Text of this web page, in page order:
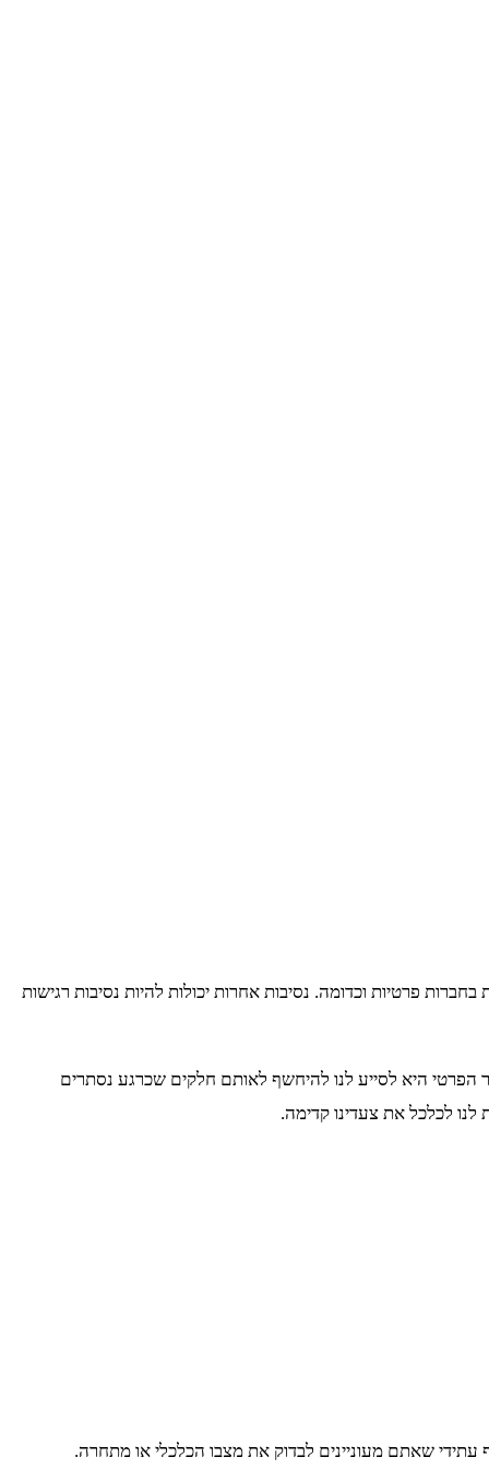
פרטיות וכדומה. נסיבות אחרות יכולות להיות נסיבות רגישות
הפרטי היא לסייע לנו להיחשף לאותם חלקים שכרגע נסתרים
לכלכל את צעדינו קדימה.
שאתם מעוניינים לבדוק את מצבו הכלכלי או מתחרה.